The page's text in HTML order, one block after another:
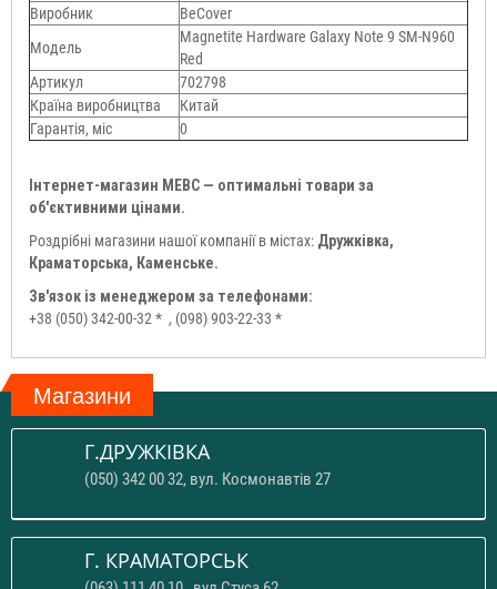
Виробник
BeCover
Модель
Magnetite Hardware Galaxy Note 9 SM-N960
Red
Артикул
702798
Країна виробництва
Китай
Гарантія, міс
0
Інтернет-магазин МЕВС — оптимальні товари за
об'єктивними цінами.
Роздрібні магазини нашої компанії в містах: Дружківка,
Краматорська, Каменське.
Зв'язок із менеджером за телефонами:
+38 (050) 342-00-32 * , (098) 903-22-33 *
Магазини
Г.ДРУЖКІВКА
(050) 342 00 32, вул. Космонавтів 27
Г. КРАМАТОРСЬК